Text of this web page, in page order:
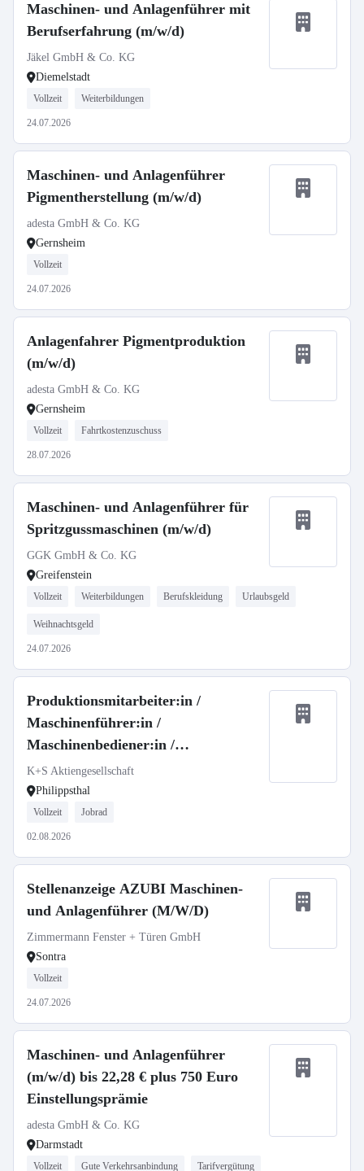
Maschinen- und Anlagenführer mit
Berufserfahrung (m/w/d)
Jäkel GmbH & Co. KG
Diemelstadt
Vollzeit Weiterbildungen
24.07.2026
Maschinen- und Anlagenführer
Pigmentherstellung (m/w/d)
adesta GmbH & Co. KG
Gernsheim
Vollzeit
24.07.2026
Anlagenfahrer Pigmentproduktion
(m/w/d)
adesta GmbH & Co. KG
Gernsheim
Vollzeit Fahrtkostenzuschuss
28.07.2026
Maschinen- und Anlagenführer für
Spritzgussmaschinen (m/w/d)
GGK GmbH & Co. KG
Greifenstein
Vollzeit Weiterbildungen Berufskleidung Urlaubsgeld
Weihnachtsgeld
24.07.2026
Produktionsmitarbeiter:in /
Maschinenführer:in /
Maschinenbediener:in /
Anlagenbediener:in in Schichtarbeit
(m/w/d)
K+S Aktiengesellschaft
Philippsthal
Vollzeit Jobrad
02.08.2026
Stellenanzeige AZUBI Maschinen-
und Anlagenführer (M/W/D)
Zimmermann Fenster + Türen GmbH
Sontra
Vollzeit
24.07.2026
Maschinen- und Anlagenführer
(m/w/d) bis 22,28 € plus 750 Euro
Einstellungsprämie
adesta GmbH & Co. KG
Darmstadt
Vollzeit Gute Verkehrsanbindung Tarifvergütung